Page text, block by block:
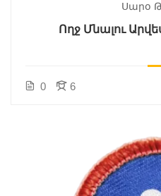
Սարօ
Ողջ Մնալու
0 6